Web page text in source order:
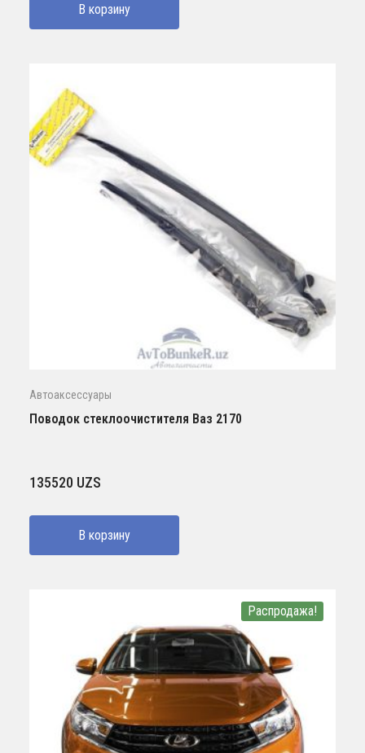
73920 UZS.В корзину
Автоаксессуары
Поводок стеклоочистителя Ваз 2170
135520 UZS
В корзину
Распродажа!